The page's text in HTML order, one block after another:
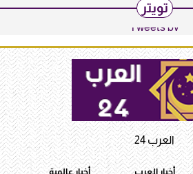
تويتر
Tweets by
العرب 24
أخبار العرب أخبار عالمية